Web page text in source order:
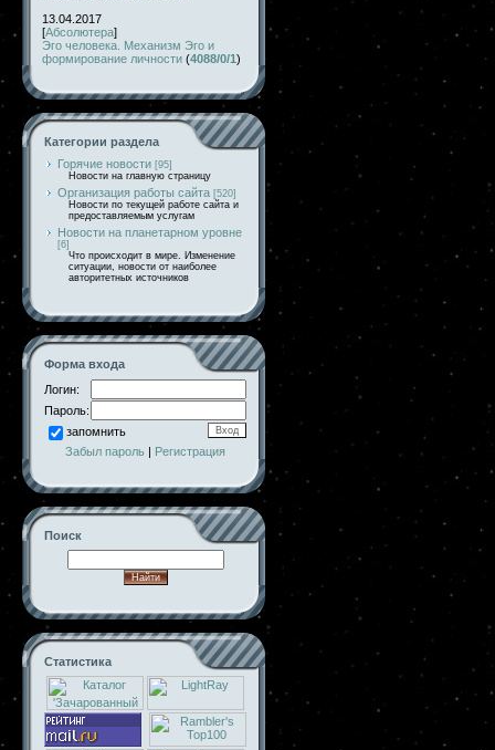
13.04.2017
[Абсолютера]
Эго человека. Механизм Эго и
формирование личности (4088/0/1)
Категории раздела
Горячие новости [95]
Новости на главную страницу
Организация работы сайта [520]
Новости по текущей работе сайта и
предоставляемым услугам
Новости на планетарном уровне
[6]
Что происходит в мире. Изменение
ситуации, новости от наиболее
авторитетных источников
Форма входа
Логин:
Пароль:
запомнить
Забыл пароль | Регистрация
Поиск
Статистика